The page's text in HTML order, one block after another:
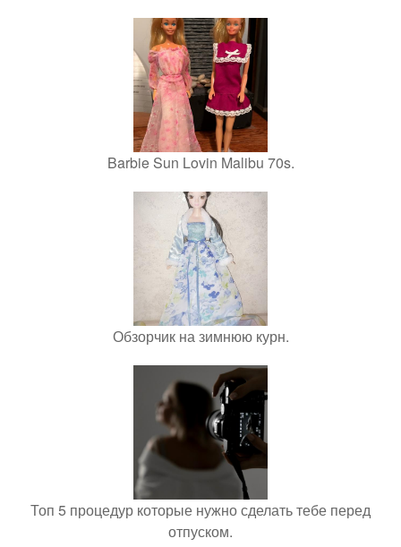
Barbie Sun Lovin Malibu 70s.
Обзорчик на зимнюю курн.
Топ 5 процедур которые нужно сделать тебе перед
отпуском.